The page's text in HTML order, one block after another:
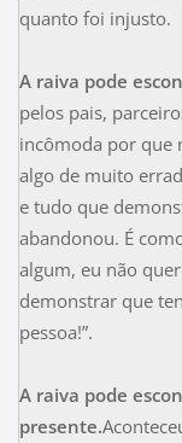
quanto foi injusto.
A raiva pode
pelos pais,
incômoda por que
algo de muito
e tudo que
abandonou. É
algum, eu não
demonstrar que
pessoa!”.
A raiva pode
presente.